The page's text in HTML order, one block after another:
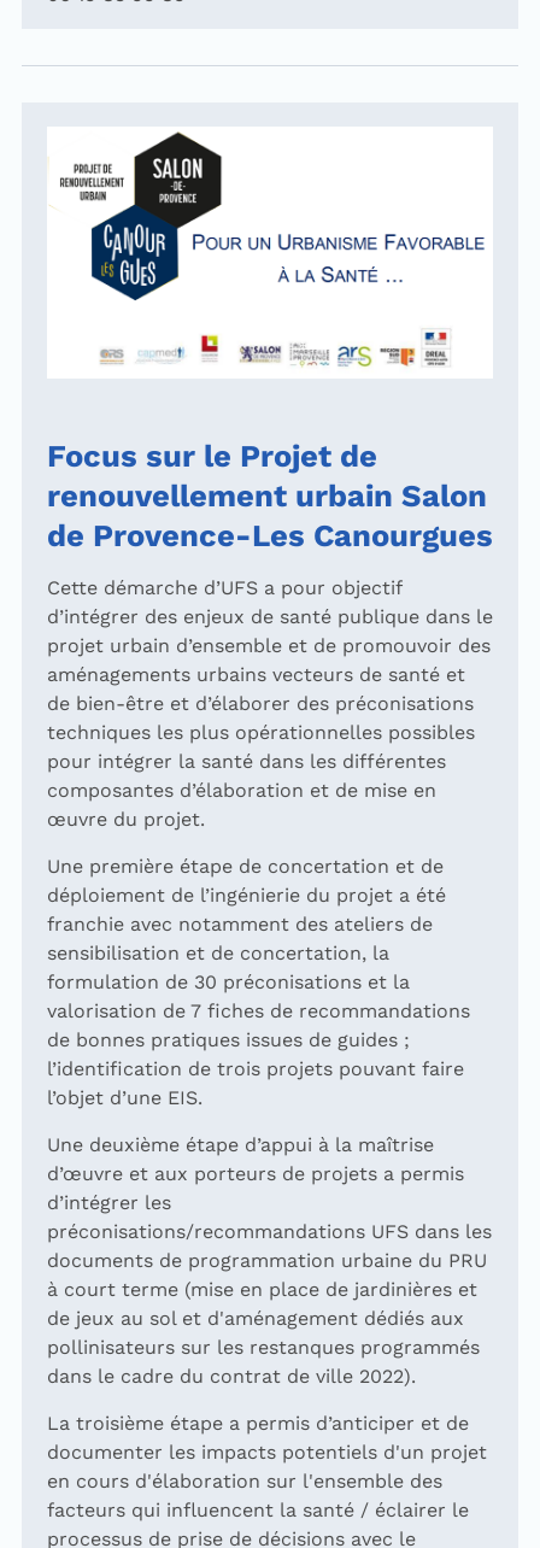
Focus sur le Projet de
renouvellement urbain Salon
de Provence-Les Canourgues
Cette démarche d’UFS a pour objectif
d’intégrer des enjeux de santé publique dans le
projet urbain d’ensemble et de promouvoir des
aménagements urbains vecteurs de santé et
de bien-être et d’élaborer des préconisations
techniques les plus opérationnelles possibles
pour intégrer la santé dans les différentes
composantes d’élaboration et de mise en
œuvre du projet.
Une première étape de concertation et de
déploiement de l’ingénierie du projet a été
franchie avec notamment des ateliers de
sensibilisation et de concertation, la
formulation de 30 préconisations et la
valorisation de 7 fiches de recommandations
de bonnes pratiques issues de guides ;
l’identification de trois projets pouvant faire
l’objet d’une EIS.
Une deuxième étape d’appui à la maîtrise
d’œuvre et aux porteurs de projets a permis
d’intégrer les
préconisations/recommandations UFS dans les
documents de programmation urbaine du PRU
à court terme (mise en place de jardinières et
de jeux au sol et d'aménagement dédiés aux
pollinisateurs sur les restanques programmés
dans le cadre du contrat de ville 2022).
La troisième étape a permis d’anticiper et de
documenter les impacts potentiels d'un projet
en cours d'élaboration sur l'ensemble des
facteurs qui influencent la santé / éclairer le
processus de prise de décisions avec le